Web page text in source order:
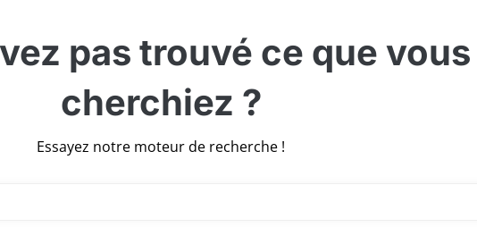
pas trouvé ce que vous
cherchiez ?
Essayez notre moteur de recherche !